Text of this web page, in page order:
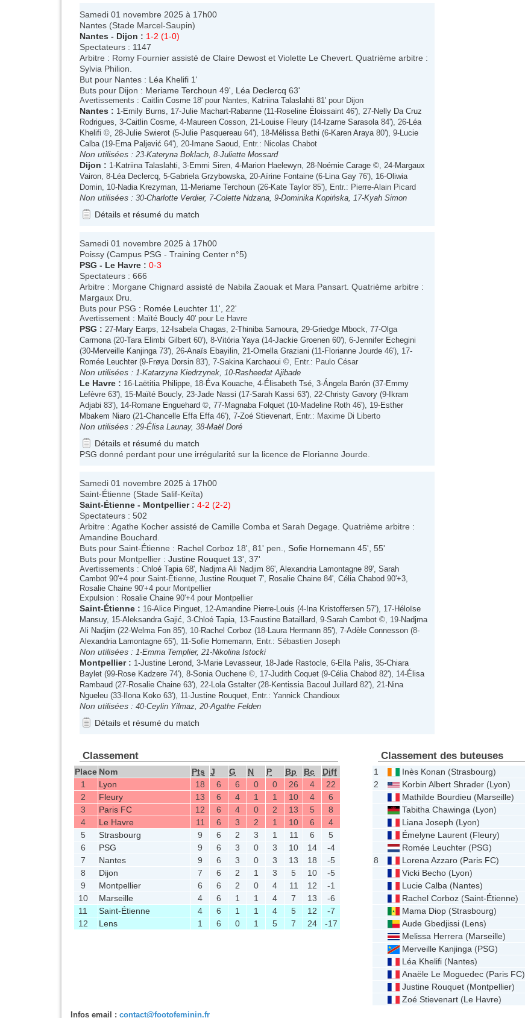
Samedi 01 novembre 2025 à 17h00
Nantes (Stade Marcel-Saupin)
Nantes - Dijon : 1-2 (1-0)
Spectateurs : 1147
Arbitre : Romy Fournier assisté de Claire Dewost et Violette Le Chevert. Quatrième arbitre :
Sylvia Philion.
But pour Nantes : Léa Khelifi 1'
Buts pour Dijon : Meriame Terchoun 49', Léa Declercq 63'
Avertissements : Caitlin Cosme 18' pour Nantes, Katriina Talaslahti 81' pour Dijon
Nantes : 1-Emily Burns , 17-Julie Machart-Rabanne (11-Roseline Éloissaint 46'), 27-Nelly Da Cruz
Rodrigues , 3-Caitlin Cosme , 4-Maureen Cosson , 21- Louise Fleury (14- Izarne Sarasola 84'), 26- Léa
Khelifi ©, 28-Julie Swierot (5-Julie Pasquereau 64'), 18-Mélissa Bethi (6-Karen Araya 80'), 9- Lucie
Calba (19-Ema Paljević 64'), 20- Imane Saoud , Entr.: Nicolas Chabot
Non utilisées : 23-Kateryna Boklach , 8-Juliette Mossard
Dijon : 1-Katriina Talaslahti , 3-Emmi Siren , 4-Marion Haelewyn , 28-Noémie Carage ©, 24-Margaux
Vairon , 8- Léa Declercq , 5-Gabriela Grzybowska , 20-Aïrine Fontaine (6- Lina Gay 76'), 16-Oliwia
Domin , 10-Nadia Krezyman , 11-Meriame Terchoun (26-Kate Taylor 85'), Entr.: Pierre-Alain Picard
Non utilisées : 30-Charlotte Verdier, 7-Colette Ndzana , 9-Dominika Kopińska , 17-Kyah Simon
Détails et résumé du match
Samedi 01 novembre 2025 à 17h00
Poissy (Campus PSG - Training Center n°5)
PSG - Le Havre : 0-3
Spectateurs : 666
Arbitre : Morgane Chignard assisté de Nabila Zaouak et Mara Pansart. Quatrième arbitre :
Margaux Dru.
Buts pour PSG : Romée Leuchter 11', 22'
Avertissement : Maïté Boucly 40' pour Le Havre
PSG : 27-Mary Earps , 12- Isabela Chagas , 2-Thiniba Samoura , 29-Griedge Mbock , 77-Olga
Carmona (20-Tara Elimbi Gilbert 60'), 8-Vitória Yaya (14-Jackie Groenen 60'), 6-Jennifer Echegini
(30-Merveille Kanjinga 73'), 26-Anaïs Ebayilin , 21-Ornella Graziani (11-Florianne Jourde 46'), 17-
Romée Leuchter (9-Frøya Dorsin 83'), 7-Sakina Karchaoui ©, Entr.: Paulo César
Non utilisées : 1-Katarzyna Kiedrzynek , 10-Rasheedat Ajibade
Le Havre : 16- Laëtitia Philippe , 18-Éva Kouache , 4-Élisabeth Tsé , 3-Ángela Barón (37-Emmy
Lefèvre 63'), 15-Maïté Boucly, 23-Jade Nassi (17-Sarah Kassi 63'), 22-Christy Gavory (9- Ikram
Adjabi 83'), 14-Romane Enguehard ©, 77-Magnaba Folquet (10-Madeline Roth 46'), 19-Esther
Mbakem Niaro (21-Chancelle Effa Effa 46'), 7-Zoé Stievenart , Entr.: Maxime Di Liberto
Non utilisées : 29-Élisa Launay, 38-Maël Doré
Détails et résumé du match
PSG donné perdant pour une irrégularité sur la licence de Florianne Jourde.
Samedi 01 novembre 2025 à 17h00
Saint-Étienne (Stade Salif-Keïta)
Saint-Étienne - Montpellier: 4-2 (2-2)
Spectateurs : 502
Arbitre : Agathe Kocher assisté de Camille Comba et Sarah Degage. Quatrième arbitre :
Amandine Bouchard.
Buts pour Saint-Étienne : Rachel Corboz 18', 81' pen., Sofie Hornemann 45', 55'
Buts pour Montpellier : Justine Rouquet 13', 37'
Avertissements : Chloé Tapia 68', Nadjma Ali Nadjim 86', Alexandria Lamontagne 89', Sarah
Cambot 90'+4 pour Saint-Étienne, Justine Rouquet 7', Rosalie Chaine 84', Célia Chabod 90'+3,
Rosalie Chaine 90'+4 pour Montpellier
Expulsion : Rosalie Chaine 90'+4 pour Montpellier
Saint-Étienne : 16-Alice Pinguet , 12-Amandine Pierre-Louis (4- Ina Kristoffersen 57'), 17-Héloïse
Mansuy, 15-Aleksandra Gajić , 3-Chloé Tapia , 13-Faustine Bataillard , 9-Sarah Cambot ©, 19-Nadjma
Ali Nadjim (22-Welma Fon 85'), 10-Rachel Corboz (18- Laura Hermann 85'), 7-Adèle Connesson (8-
Alexandria Lamontagne 65'), 11-Sofie Hornemann , Entr.: Sébastien Joseph
Non utilisées : 1-Emma Templier, 21-Nikolina Istocki
Montpellier: 1-Justine Lerond , 3-Marie Levasseur, 18-Jade Rastocle , 6-Ella Palis , 35-Chiara
Baylet (99-Rose Kadzere 74'), 8-Sonia Ouchene ©, 17-Judith Coquet (9-Célia Chabod 82'), 14-Élisa
Rambaud (27-Rosalie Chaine 63'), 22- Lola Gstalter (28-Kentissia Bacoul Juillard 82'), 21-Nina
Ngueleu (33- Ilona Koko 63'), 11-Justine Rouquet , Entr.: Yannick Chandioux
Non utilisées : 40-Ceylin Yilmaz , 20-Agathe Felden
Détails et résumé du match
Classement
Place Nom Pts J G N P Bp Bc
Diff
1
Lyon 18 6 6 0 0 26 4
22
2
Fleury 13 6 4 1 1 10 4
6
3
Paris FC 12 6 4 0 2 13 5
8
4
Le Havre 11 6 3 2 1 10 6
4
5
Strasbourg 9 6 2 3 1 11 6
5
6
PSG 9 6 3 0 3 10 14
-4
7
Nantes 9 6 3 0 3 13 18
-5
8
Dijon 7 6 2 1 3 5 10
-5
9
Montpellier 6 6 2 0 4 11 12
-1
10
Marseille 4 6 1 1 4 7 13
-6
11
Saint-Étienne 4 6 1 1 4 5 12
-7
12
Lens 1 6 0 1 5 7 24 -17
Classement des buteuses
1 Inès Konan (Strasbourg)
2
Korbin Albert Shrader (Lyon)
Mathilde Bourdieu (Marseille)
Tabitha Chawinga (Lyon)
Liana Joseph (Lyon)
Émelyne Laurent (Fleury)
Romée Leuchter (PSG)
8 Lorena Azzaro (Paris FC)
Vicki Becho (Lyon)
Lucie Calba (Nantes)
Rachel Corboz (Saint-Étienne)
Mama Diop (Strasbourg)
Aude Gbedjissi (Lens)
Melissa Herrera (Marseille)
Merveille Kanjinga (PSG)
Léa Khelifi (Nantes)
Anaële Le Moguedec (Paris FC)
Justine Rouquet (Montpellier)
Zoé Stievenart (Le Havre)
Infos email : contact@footofeminin.fr